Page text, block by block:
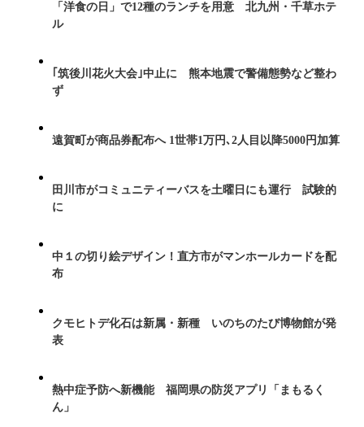
「洋食の日」で12種のランチを用意 北九州・千草ホテ
ル
｢筑後川花火大会｣中止に 熊本地震で警備態勢など整わ
ず
遠賀町が商品券配布へ 1世帯1万円､2人目以降5000円加算
田川市がコミュニティーバスを土曜日にも運行 試験的
に
中１の切り絵デザイン！直方市がマンホールカードを配
布
クモヒトデ化石は新属・新種 いのちのたび博物館が発
表
熱中症予防へ新機能 福岡県の防災アプリ「まもるく
ん」